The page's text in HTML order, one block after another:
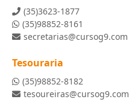
(35)3623-1877
(35)98852-8161
secretarias@cursog9.com
Tesouraria
(35)98852-8182
tesoureiras@cursog9.com